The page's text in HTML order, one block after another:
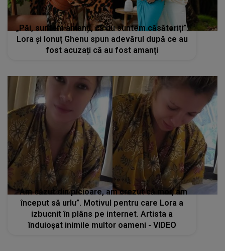
„Păi, suntem amanți, că nu suntem căsătoriți”.
Lora și Ionuț Ghenu spun adevărul după ce au
fost acuzați că au fost amanți
”Am căzut din picioare, am crezut că mor, am
început să urlu”. Motivul pentru care Lora a
izbucnit în plâns pe internet. Artista a
înduioșat inimile multor oameni - VIDEO